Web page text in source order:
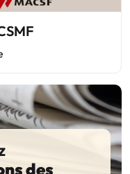
des